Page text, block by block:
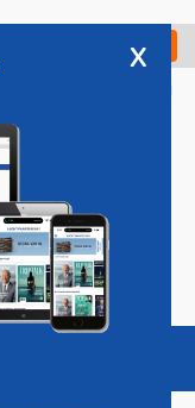
Check in
Vacatures
x